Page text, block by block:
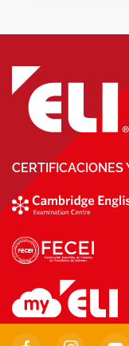
CERTIFICACIONES